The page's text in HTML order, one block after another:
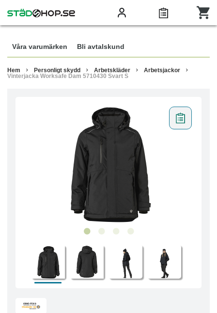
Våra varumärken Bli avtalskund
Hem Personligt skydd Arbetskläder
Arbetsjackor
Vinterjacka Worksafe Dam 5710430 Svart S